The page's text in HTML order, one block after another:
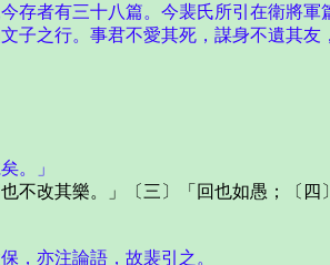
存者有三十八篇。今裴氏所引在衛將
子之行。事君不愛其死，謀身不遺其友
。」
改其樂。」〔三〕「回也如愚；〔四
，亦注論語，故裴引之。